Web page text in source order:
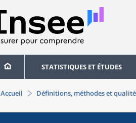
STATISTIQUES ET ÉTUDES
Accueil Définitions, méthodes et qualité